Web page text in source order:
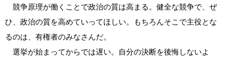
競争原理が働くことで政治の質は高まる。健全な競争で、ぜ
ひ、政治の質を高めていってほしい。もちろんそこで主役とな
るのは、有権者のみなさんだ。
選挙が始まってからでは遅い。自分の決断を後悔しないよ